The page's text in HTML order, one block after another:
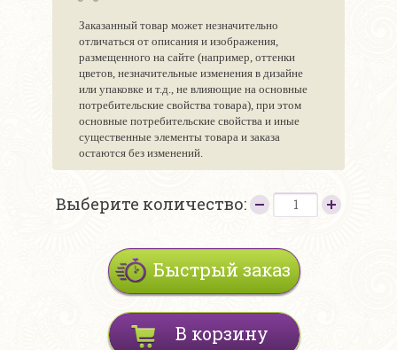
Заказанный товар может незначительно
отличаться от описания и изображения,
размещенного на сайте (например, оттенки
цветов, незначительные изменения в дизайне
или упаковке и т.д., не влияющие на основные
потребительские свойства товара), при этом
основные потребительские свойства и иные
существенные элементы товара и заказа
остаются без изменений.
Выберите количество:
Быстрый заказ
В корзину